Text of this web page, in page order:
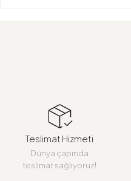
Teslimat Hizmeti
Dünya çapında
teslimat sağlıyoruz!